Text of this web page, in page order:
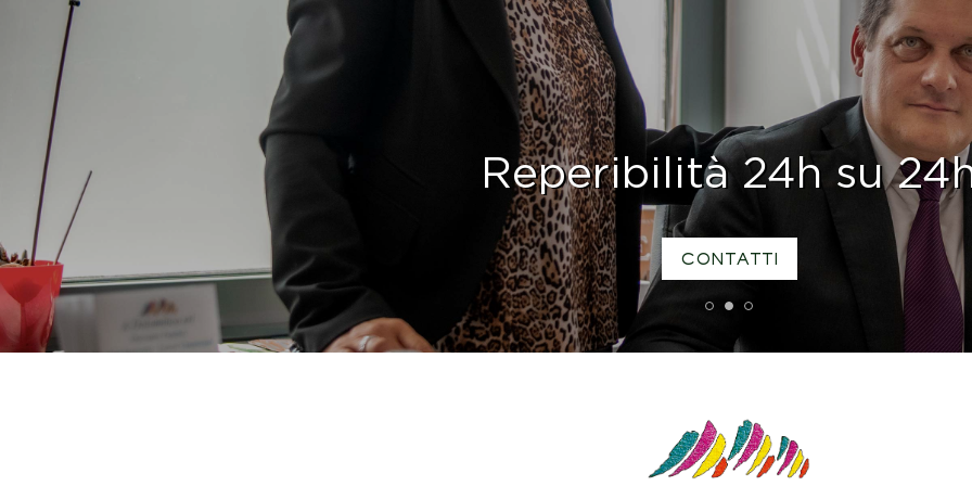
1 2 3
Reperibilità 24h su
CONTATTI